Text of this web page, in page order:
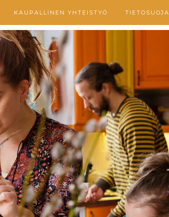
KAUPALLINEN YHTEISTYÖ TIETOSUOJA